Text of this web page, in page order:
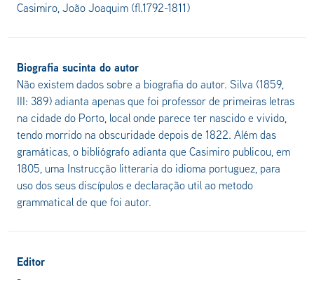
Casimiro, João Joaquim (fl.1792-1811)
Biografia sucinta do autor
Não existem dados sobre a biografia do autor. Silva (1859,
III: 389) adianta apenas que foi professor de primeiras letras
na cidade do Porto, local onde parece ter nascido e vivido,
tendo morrido na obscuridade depois de 1822. Além das
gramáticas, o bibliógrafo adianta que Casimiro publicou, em
1805, uma Instrucção litteraria do idioma portuguez, para
uso dos seus discípulos e declaração util ao metodo
grammatical de que foi autor.
Editor
-